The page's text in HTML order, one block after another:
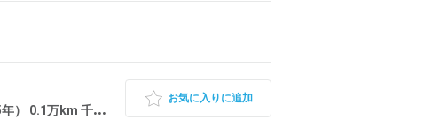
万km 千葉県東金市
お気に入りに追加